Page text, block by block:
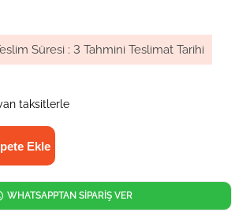
Süresi : 3 Tahmini Teslimat Tarihi
taksitlerle
WHATSAPPTAN SİPARİŞ VER